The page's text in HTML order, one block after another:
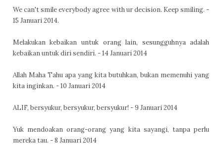
We can't smile everybody agree with ur decision. Keep smiling. -
15 Januari 2014.
Melakukan kebaikan untuk orang lain, sesungguhnya adalah
kebaikan untuk diri sendiri. - 14 Januari 2014
Allah Maha Tahu apa yang kita butuhkan, bukan memenuhi yang
kita inginkan. - 10 Januari 2014
ALIF, bersyukur, bersyukur, bersyukur! - 9 Januari 2014
Yuk mendoakan orang-orang yang kita sayangi, tanpa perlu
mereka tau. - 8 Januari 2014